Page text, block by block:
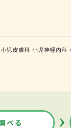
小児皮膚科 小児神経内科
べる